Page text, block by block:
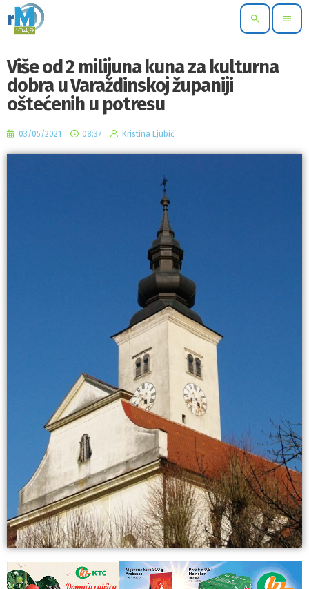
search menu
Više od 2 milijuna kuna za kulturna
dobra u Varaždinskoj županiji
oštećenih u potresu
03/05/2021 08:37 Kristina Ljubić